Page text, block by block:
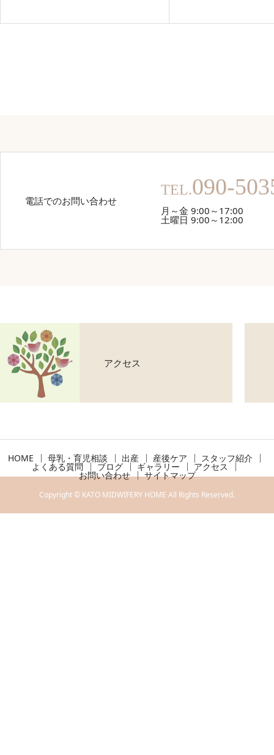
電話でのお問い合わせ
TEL.090-
月～金 9:00～17:00
土曜日 9:00～12:00
アクセス
HOME 母乳・育児相談 出産 産後ケア スタッフ紹介
よくある質問 ブログ ギャラリー アクセス
お問い合わせ サイトマップ
Copyright © KATO MIDWIFERY HOME All Rights Reserved.